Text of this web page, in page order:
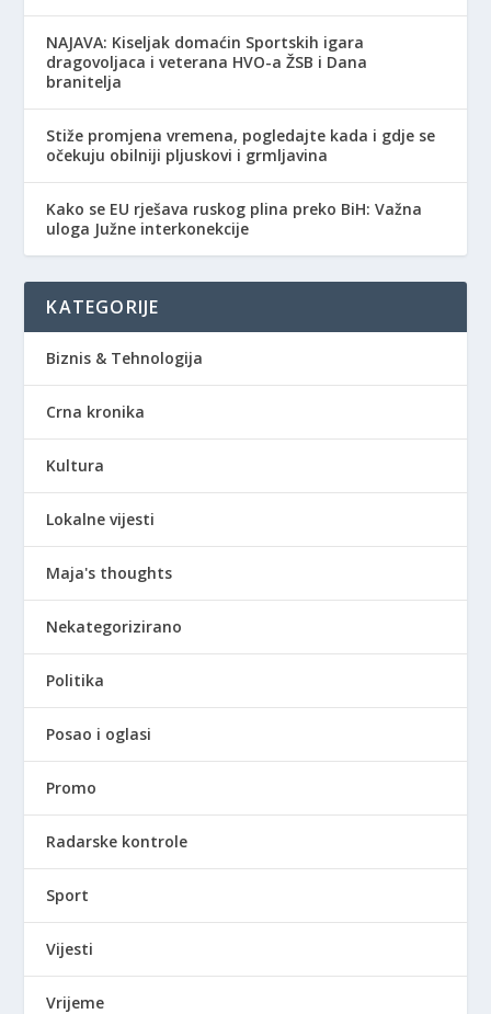
NAJAVA: Kiseljak domaćin Sportskih igara
dragovoljaca i veterana HVO-a ŽSB i Dana
branitelja
Stiže promjena vremena, pogledajte kada i gdje se
očekuju obilniji pljuskovi i grmljavina
Kako se EU rješava ruskog plina preko BiH: Važna
uloga Južne interkonekcije
KATEGORIJE
Biznis & Tehnologija
Crna kronika
Kultura
Lokalne vijesti
Maja's thoughts
Nekategorizirano
Politika
Posao i oglasi
Promo
Radarske kontrole
Sport
Vijesti
Vrijeme